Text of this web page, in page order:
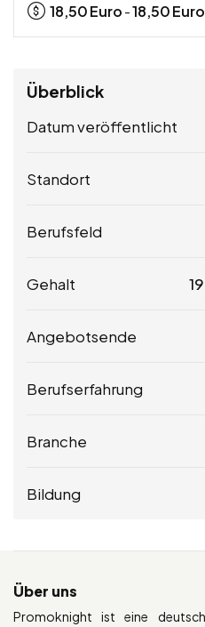
18,50Euro -18,50Euro
Überblick
Datum veröffentlicht
Standort
Berufsfeld
Gehalt 19
Angebotsende
Berufserfahrung
Branche
Bildung
Über uns
Promoknight ist eine